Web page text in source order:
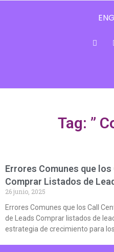
Tag: ”
Errores Comunes que
Comprar Listados de
26 junio, 2025
Errores Comunes que los Call
de Leads Comprar listados de
estrategia de crecimiento para los